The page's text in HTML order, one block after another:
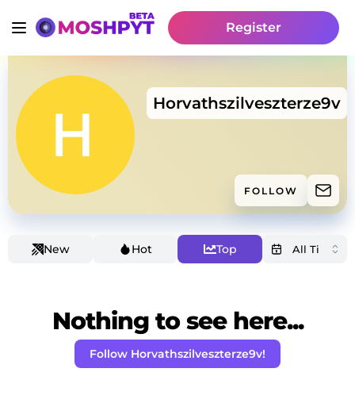
Register
Horvathszilveszterze9v
FOLLOW
New Hot Top
Nothing to see here...
Follow Horvathszilveszterze9v!